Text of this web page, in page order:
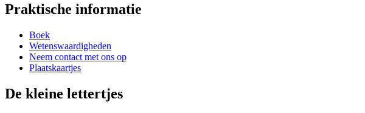
Praktische informatie
Boek
Wetenswaardigheden
Neem contact met ons op
Plaatskaartjes
De kleine lettertjes